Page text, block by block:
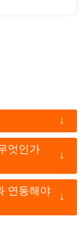
↓
엇인가
↓
연동해야
↓